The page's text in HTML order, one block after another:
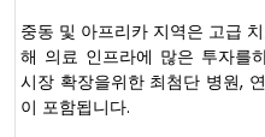
중동 및 아프리카 지역은 고급
해 의료 인프라에 많은 투자를
시장 확장을위한 최첨단 병원,
이 포함됩니다.